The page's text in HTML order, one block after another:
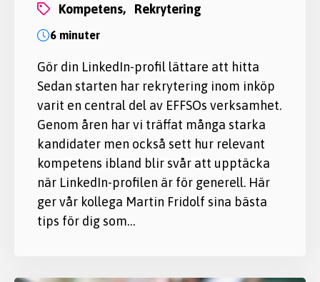
kompetens, rekrytering
6 minuter
Gör din LinkedIn-profil lättare att hitta
Sedan starten har rekrytering inom inköp
varit en central del av EFFSOs verksamhet.
Genom åren har vi träffat många starka
kandidater men också sett hur relevant
kompetens ibland blir svår att upptäcka
när LinkedIn-profilen är för generell. Här
ger vår kollega Martin Fridolf sina bästa
tips för dig som…